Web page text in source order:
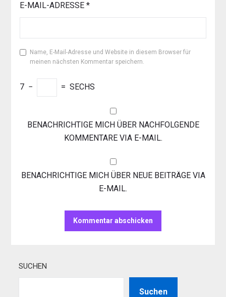
E-MAIL-ADRESSE *
Name, E-Mail-Adresse und Website in diesem Browser für
meinen nächsten Kommentar speichern.
7 − = SECHS
BENACHRICHTIGE MICH ÜBER NACHFOLGENDE
KOMMENTARE VIA E-MAIL.
BENACHRICHTIGE MICH ÜBER NEUE BEITRÄGE VIA
E-MAIL.
SUCHEN
Suchen